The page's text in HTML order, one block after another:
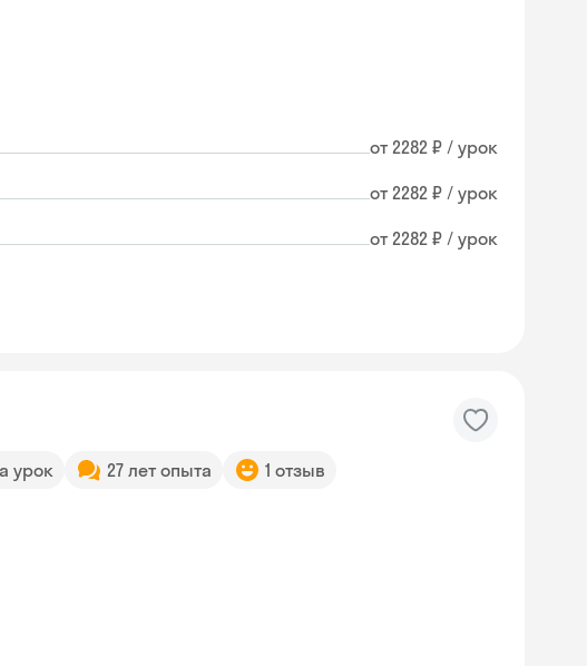
от 2282 ₽ / урок
от 2282 ₽ / урок
от 2282 ₽ / урок
урок 27 лет опыта 1 отзыв